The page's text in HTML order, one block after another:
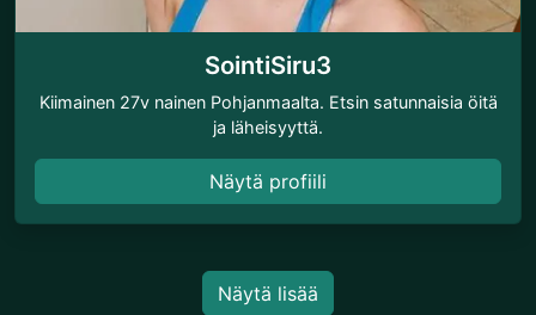
SointiSiru3
Kiimainen 27v nainen Pohjanmaalta. Etsin satunnaisia öitä
ja läheisyyttä.
Näytä profiili
Näytä lisää